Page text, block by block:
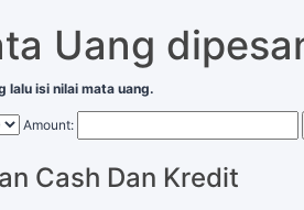
Uang
lalu isi nilai mata uang.
Amount:
Cash Dan Kredit